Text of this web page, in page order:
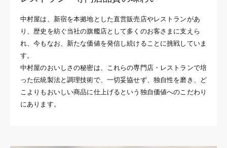
中村屋は、新宿を本拠地とした直営販売店やレストランがあ
り、歴史を紡ぐ当社の旗艦店として多くのお客さまに支えら
れ、今もなお、新たな価値を発信し続けることに挑戦していま
す。
中村屋のおいしさの秘密は、これらの専門店・レストランで培
った伝統製法と調理技術で、一切妥協せず、独自性を磨き、ど
こよりもおいしい商品に仕上げるという独自価値へのこだわり
にあります。